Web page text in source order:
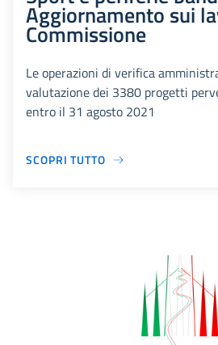
Aggiornamento sui
Commissione
Le operazioni di verifica
valutazione dei 3380 progetti
entro il 31 agosto 2021
SCOPRI TUTTO